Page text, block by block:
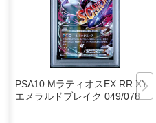
PSA10 MラティオスEX RR XY6
エメラルドブレイク 049/078